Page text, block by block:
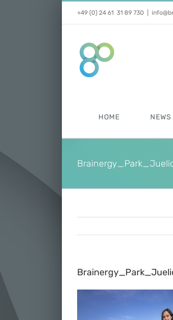
+49 (0) 24 61 31 89 730
HOME NEWS